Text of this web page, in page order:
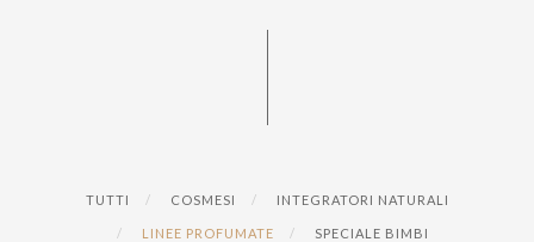
TUTTI COSMESI INTEGRATORI NATURALI
LINEE PROFUMATE SPECIALE BIMBI